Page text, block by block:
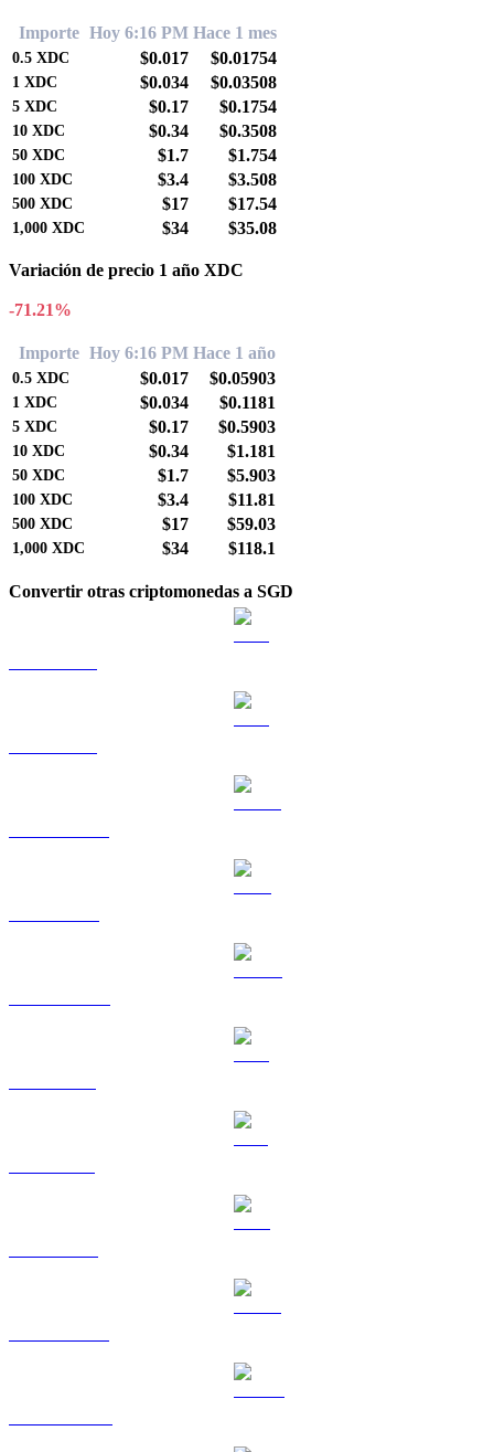
Importe Hoy 6:16 PM Hace 1 mes
0.5 XDC $0.017 $0.01754
1 XDC $0.034 $0.03508
5 XDC $0.17 $0.1754
10 XDC $0.34 $0.3508
50 XDC $1.7 $1.754
100 XDC $3.4 $3.508
500 XDC $17 $17.54
1,000 XDC $34 $35.08
Variación de precio 1 año XDC
-71.21%
Importe Hoy 6:16 PM Hace 1 año
0.5 XDC $0.017 $0.05903
1 XDC $0.034 $0.1181
5 XDC $0.17 $0.5903
10 XDC $0.34 $1.181
50 XDC $1.7 $5.903
100 XDC $3.4 $11.81
500 XDC $17 $59.03
1,000 XDC $34 $118.1
Convertir otras criptomonedas a SGD